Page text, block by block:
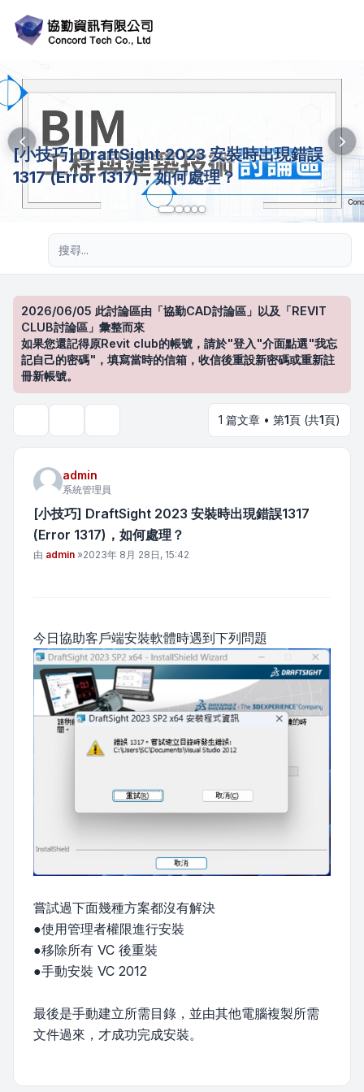
[小技巧] DraftSight 2023 安裝時出現錯誤
1317 (Error 1317)，如何處理？
2026/06/05 此討論區由「協勤CAD討論區」以及「REVIT
CLUB討論區」彙整而來
如果您還記得原Revit club的帳號，請於"登入"介面點選"我忘
記自己的密碼"，填寫當時的信箱，收信後重設新密碼或重新註
冊新帳號。
1 篇文章 • 第1頁 (共1頁)
admin
系統管理員
[小技巧] DraftSight 2023 安裝時出現錯誤1317
(Error 1317)，如何處理？
文章
由 admin »2023年 8月 28日, 15:42
今日協助客戶端安裝軟體時遇到下列問題
嘗試過下面幾種方案都沒有解決
●使用管理者權限進行安裝
●移除所有 VC 後重裝
●手動安裝 VC 2012
最後是手動建立所需目錄，並由其他電腦複製所需
文件過來，才成功完成安裝。